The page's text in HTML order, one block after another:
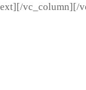
vc_column][/